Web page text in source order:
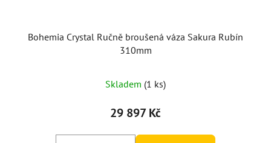
Bohemia Crystal Ručně broušená váza Sakura Rubín
310mm
Skladem (1 ks)
29 897 Kč